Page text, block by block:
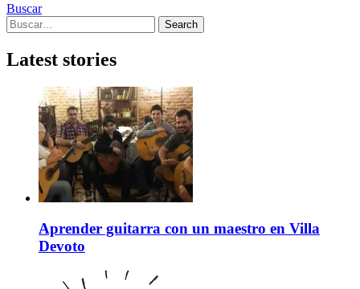
Buscar
Search
for:
Search
Latest stories
Aprender guitarra con un maestro en Villa
Devoto